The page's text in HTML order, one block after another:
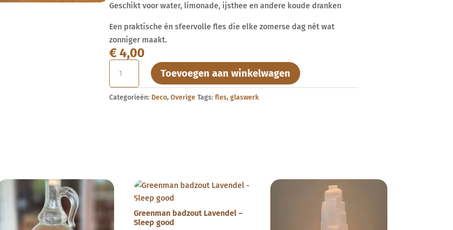
Geschikt voor water, limonade, ijsthee en andere koude dranken
Een praktische én sfeervolle fles die elke zomerse dag nét wat
zonniger maakt.
€4,00
Toevoegen aan winkelwagen
Categorieën: Deco,Overige Tags:fles,glaswerk
Greenman badzout Lavendel –
Sleep good